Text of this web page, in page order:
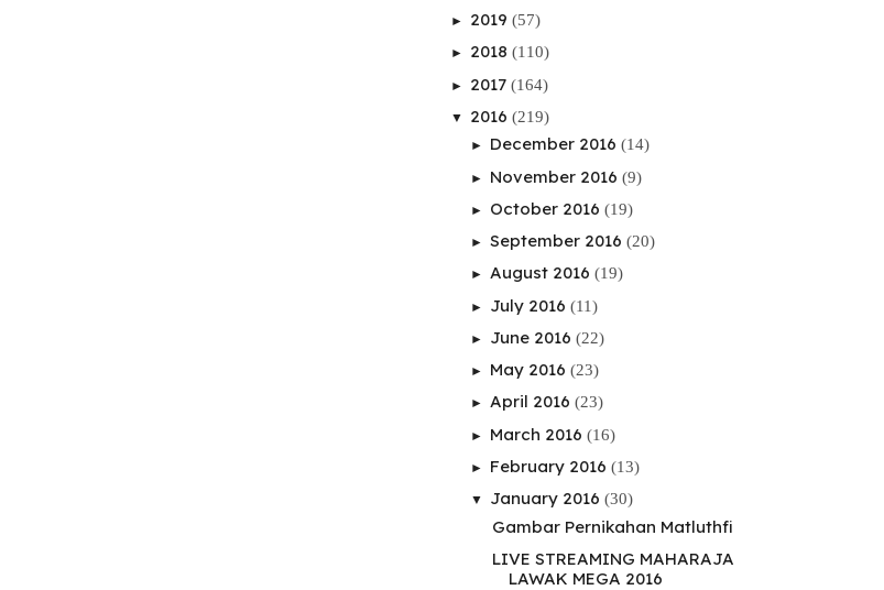
► 2019 (57)
► 2018 (110)
► 2017 (164)
▼ 2016 (219)
► December 2016 (14)
► November 2016 (9)
► October 2016 (19)
► September 2016 (20)
► August 2016 (19)
► July 2016 (11)
► June 2016 (22)
► May 2016 (23)
► April 2016 (23)
► March 2016 (16)
► February 2016 (13)
▼ January 2016 (30)
Gambar Pernikahan Matluthfi
LIVE STREAMING MAHARAJA
LAWAK MEGA 2016